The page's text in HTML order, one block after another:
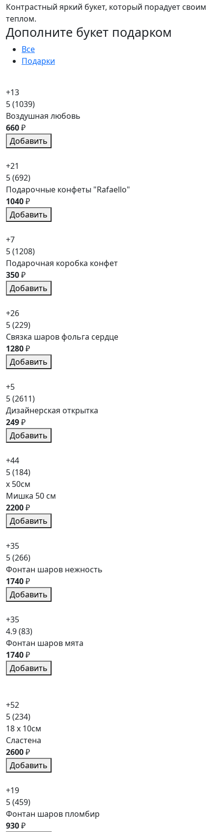
Контрастный яркий букет, который порадует своим
теплом.
Дополните букет подарком
Все
Подарки
+13
5(1039)
Воздушная любовь
660₽
Добавить
+21
5(692)
Подарочные конфеты "Rafaello"
1040₽
Добавить
+7
5(1208)
Подарочная коробка конфет
350₽
Добавить
+26
5(229)
Связка шаров фольга сердце
1280₽
Добавить
+5
5(2611)
Дизайнерская открытка
249₽
Добавить
+44
5(184)
x 50см
Мишка 50 см
2200₽
Добавить
+35
5(266)
Фонтан шаров нежность
1740₽
Добавить
+35
4.9(83)
Фонтан шаров мята
1740₽
Добавить
+52
5(234)
18 x 10см
Сластена
2600₽
Добавить
+19
5(459)
Фонтан шаров пломбир
930₽